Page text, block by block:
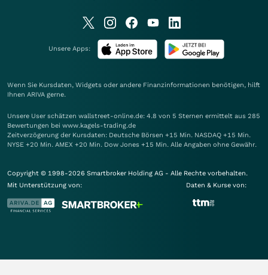
Unsere Apps:
Wenn Sie Kursdaten, Widgets oder andere Finanzinformationen benötigen, hilft
Ihnen ARIVA gerne.
Unsere User schätzen wallstreet-online.de: 4.8 von 5 Sternen ermittelt aus 285
Bewertungen bei www.kagels-trading.de
Zeitverzögerung der Kursdaten: Deutsche Börsen +15 Min. NASDAQ +15 Min.
NYSE +20 Min. AMEX +20 Min. Dow Jones +15 Min. Alle Angaben ohne Gewähr.
Copyright © 1998-2026 Smartbroker Holding AG - Alle Rechte vorbehalten.
Mit Unterstützung von:
Daten & Kurse von: